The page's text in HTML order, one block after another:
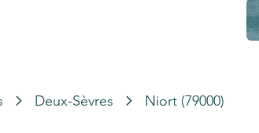
Deux-Sèvres Niort (79000)